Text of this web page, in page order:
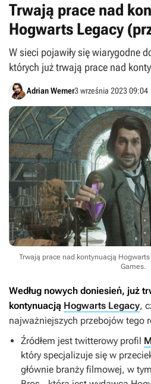
Trwają prace nad
Hogwarts Legacy
W sieci pojawiły się wiarygodne
których już trwają prace nad
Adrian Werner3 września 2023 09:04
Trwają prace nad kontynuacją
Games.
Według nowych doniesień, już
kontynuacją Hogwarts Legacy,
najważniejszych przebojów tego
Źródłem jest twitterowy profil
który specjalizuje się w
głównie branży filmowej, w